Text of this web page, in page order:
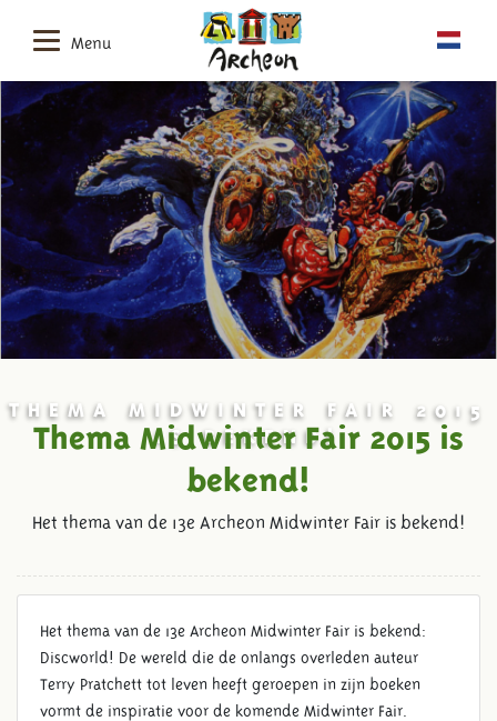
Menu
THEMA MIDWINTER FAIR 2015
IS BEKEND!
Thema Midwinter Fair 2015 is
bekend!
Het thema van de 13e Archeon Midwinter Fair is bekend!
Het thema van de 13e Archeon Midwinter Fair is bekend:
Discworld! De wereld die de onlangs overleden auteur
Terry Pratchett tot leven heeft geroepen in zijn boeken
vormt de inspiratie voor de komende Midwinter Fair.